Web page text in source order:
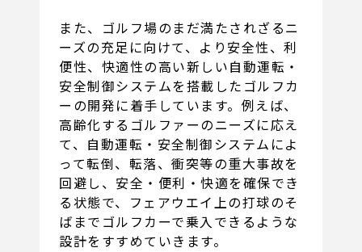
また、ゴルフ場のまだ満たされざるニ
ーズの充足に向けて、より安全性、利
便性、快適性の高い新しい自動運転・
安全制御システムを搭載したゴルフカ
ーの開発に着手しています。例えば、
高齢化するゴルファーのニーズに応え
て、自動運転・安全制御システムによ
って転倒、転落、衝突等の重大事故を
回避し、安全・便利・快適を確保でき
る状態で、フェアウエイ上の打球のそ
ばまでゴルフカーで乗入できるような
設計をすすめていきます。